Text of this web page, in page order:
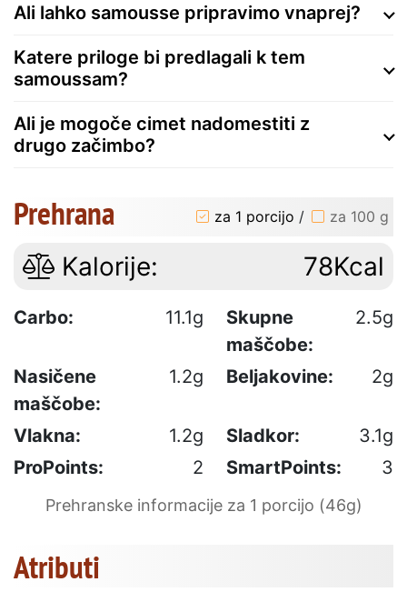
Ali lahko samousse pripravimo vnaprej?
Katere priloge bi predlagali k tem
samoussam?
Ali je mogoče cimet nadomestiti z
drugo začimbo?
Prehrana za 1 porcijo / za 100 g
Kalorije: 78Kcal
Carbo: 11.1g
Skupne
maščobe:
2.5g
Nasičene
maščobe:
1.2g Beljakovine: 2g
Vlakna: 1.2g Sladkor:
3.1g
ProPoints:
2 SmartPoints: 3
Prehranske informacije za 1 porcijo (46g)
Atributi